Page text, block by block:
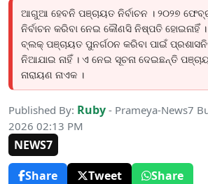
ଆଗୁଆ ହେବନି ପଞ୍ଚାୟତ ନିର୍ବାଚନ । ୨୦୨୭
ନିର୍ବାଚନ କରିବା ନେଇ କୌଣସି ନିଷ୍ପତି ହୋଇନାହିଁ
ବ୍ଲକ୍ ପଞ୍ଚାୟତ ପୁନର୍ଗଠନ କରିବା ପାଇଁ
ନିଆଯାଇ ନାହିଁ । ଏ ନେଇ ସୂଚନା ଦେଇଛନ୍ତି
ନାରାୟଣ ନାଏକ ।
Published By: Ruby - Prameya-News7
2026 02:13 PM
NEWS7
Share
Tweet Share